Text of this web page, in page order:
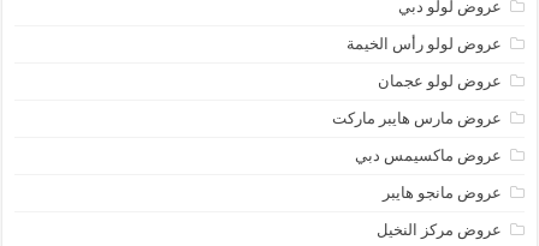
عروض لولو دبي
عروض لولو رأس الخيمة
عروض لولو عجمان
عروض مارس هايبر ماركت
عروض ماكسيمس دبي
عروض مانجو هايبر
عروض مركز النخيل